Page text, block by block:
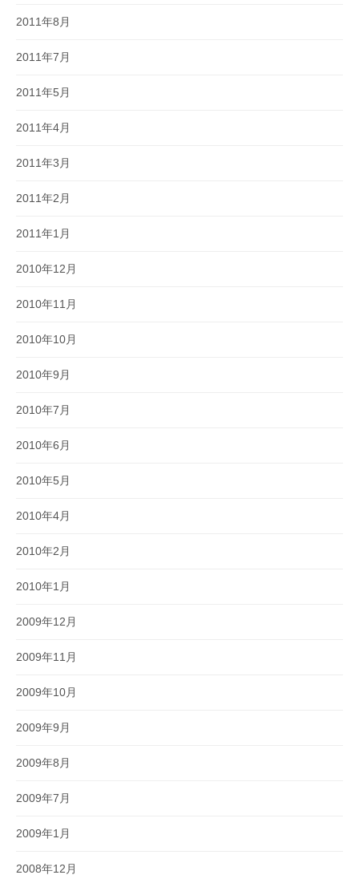
2011年8月
2011年7月
2011年5月
2011年4月
2011年3月
2011年2月
2011年1月
2010年12月
2010年11月
2010年10月
2010年9月
2010年7月
2010年6月
2010年5月
2010年4月
2010年2月
2010年1月
2009年12月
2009年11月
2009年10月
2009年9月
2009年8月
2009年7月
2009年1月
2008年12月